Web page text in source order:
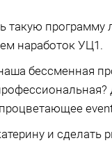
программу
наработок УЦ1.
бессменная
и сделать